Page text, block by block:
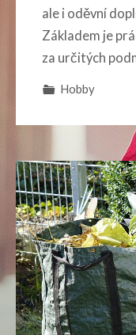
ale i oděvní
Základem je
za určitých
Hobby